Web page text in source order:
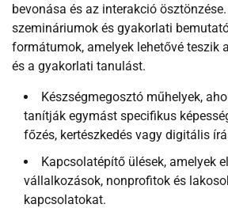
bevonása és az interakció
szemináriumok és gyakorlati
formátumok, amelyek lehetővé teszik
és a gyakorlati tanulást.
Készségmegosztó műhelyek,
tanítják egymást specifikus
főzés, kertészkedés vagy digitális
Kapcsolatépítő ülések, amelyek
vállalkozások, nonprofitok és
kapcsolatokat.